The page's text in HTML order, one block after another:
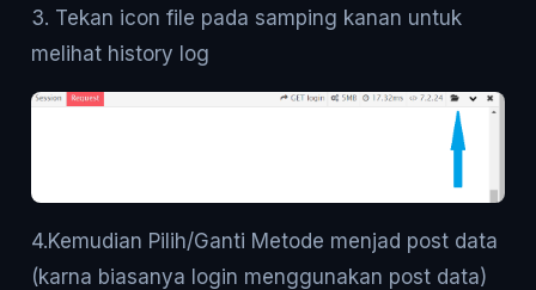
3. Tekan icon file pada samping kanan untuk
melihat history log
4.Kemudian Pilih/Ganti Metode menjad post data
(karna biasanya login menggunakan post data)